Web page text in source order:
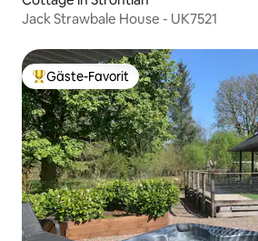
Jack Strawbale House - UK7521
Beliebter Gäste-Favorit.
Gäste-Favorit